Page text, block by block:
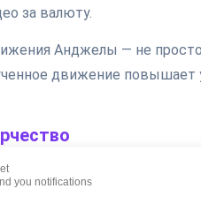
за валюту.
Анджелы — не
движение повышает
бесконечно:
причёсками или
you notifications